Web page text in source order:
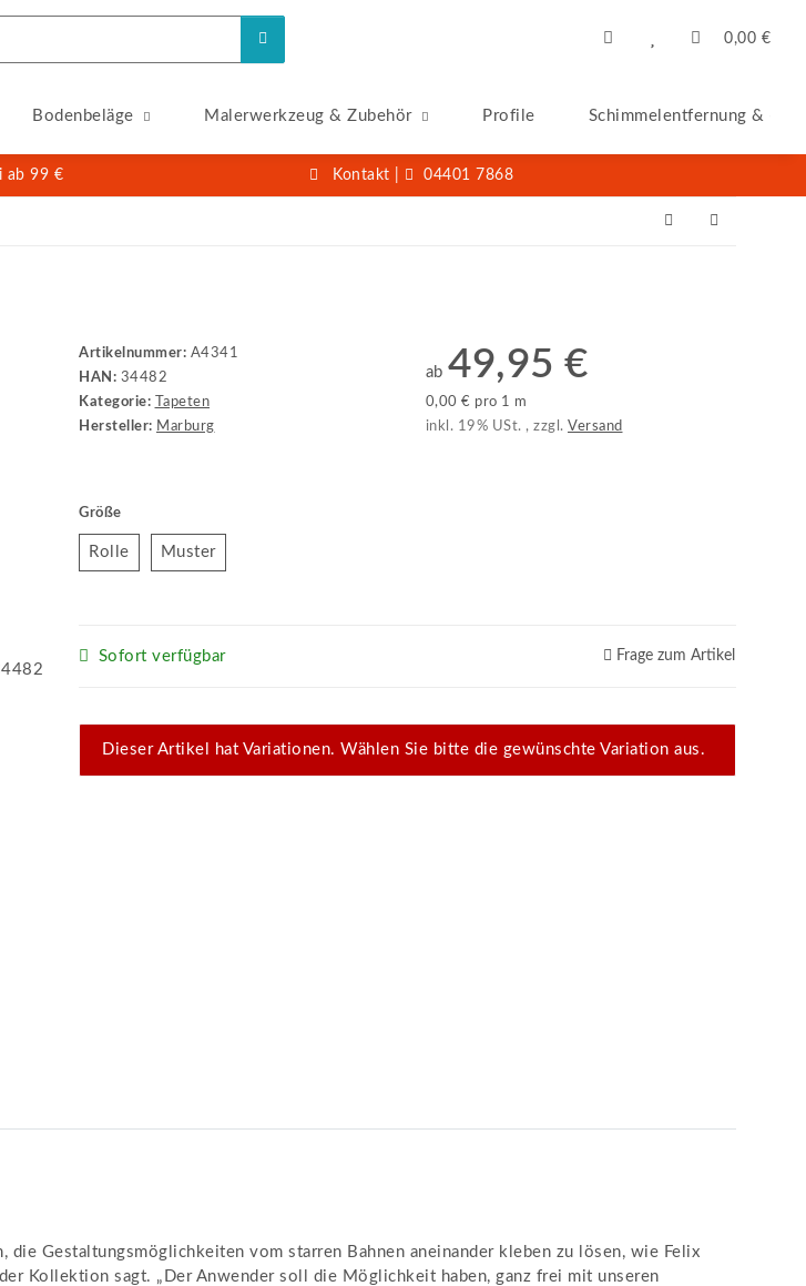
0,00 €
Bodenbeläge Malerwerkzeug & Zubehör Profile Schimmelentfernung & -
ab 99 € Kontakt 04401 7868
Artikelnummer: A4341
HAN: 34482
Kategorie:
Tapeten
Hersteller: Marburg
ab 49,95 €
0,00 € pro 1 m
inkl. 19% USt. , zzgl. Versand
Größe
RolleRolleMusterMuster
Sofort verfügbar Frage zum Artikel
x
Dieser Artikel hat Variationen. Wählen Sie bitte die gewünschte Variation aus.
Gestaltungsmöglichkeiten vom starren Bahnen aneinander kleben zu lösen, wie Felix
Kollektion sagt. „Der Anwender soll die Möglichkeit haben, ganz frei mit unseren